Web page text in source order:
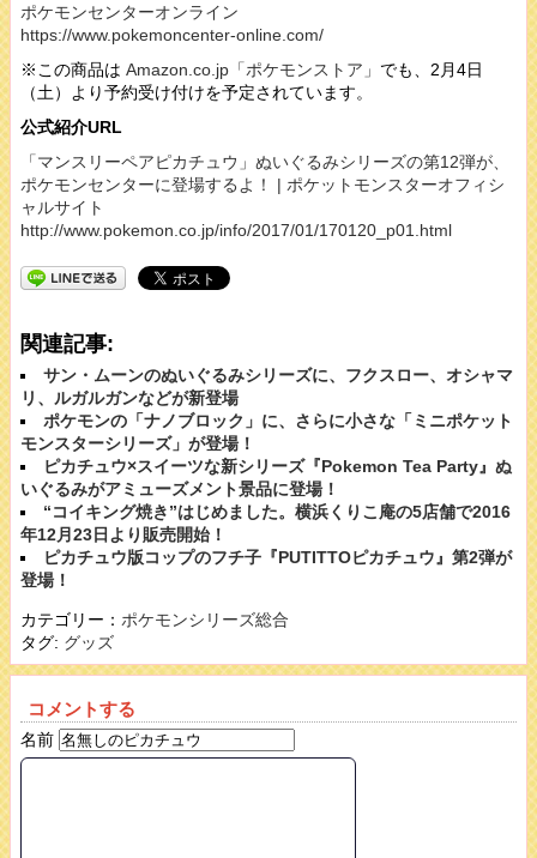
ポケモンセンターオンライン
https://www.pokemoncenter-online.com/
※この商品は Amazon.co.jp「ポケモンストア」 でも、2月4日
（土）より予約受け付けを予定されています。
公式紹介URL
「マンスリーペアピカチュウ」ぬいぐるみシリーズの第12弾が、
ポケモンセンターに登場するよ！ | ポケットモンスターオフィシ
ャルサイト
http://www.pokemon.co.jp/info/2017/01/170120_p01.html
関連記事:
サン・ムーンのぬいぐるみシリーズに、フクスロー、オシャマ
リ、ルガルガンなどが新登場
ポケモンの「ナノブロック」に、さらに小さな「ミニポケット
モンスターシリーズ」が登場！
ピカチュウ×スイーツな新シリーズ『Pokemon Tea Party』ぬ
いぐるみがアミューズメント景品に登場！
“コイキング焼き”はじめました。横浜くりこ庵の5店舗で2016
年12月23日より販売開始！
ピカチュウ版コップのフチ子『PUTITTOピカチュウ』第2弾が
登場！
カテゴリー： ポケモンシリーズ総合
タグ: グッズ
コメントする
名前